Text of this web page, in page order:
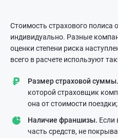
Стоимость страхового полиса
индивидуально. Разные
оценки степени риска
всего в расчете используют
Размер страховой суммы.
которой страховщик
она от стоимости поездки;
Наличие франшизы. Если
часть средств, не